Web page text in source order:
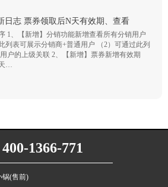
日志 票券领取后N天有效期、查看
1、【新增】分销功能新增查看所有分销用户
列表可展示分销商+普通用户 （2）可通过此列
户的上级关联 2、【新增】票券新增有效期
…
1366-771
锅(售前)